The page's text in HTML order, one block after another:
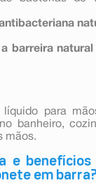
barreira
líquido para
banheiro,
mãos.
e
em